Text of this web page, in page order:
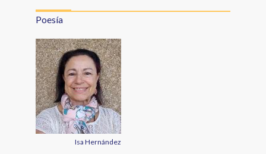
Poesía
Isa Hernández